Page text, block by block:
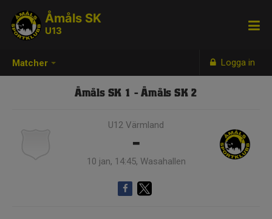
Matcher Logga in
Åmåls SK
U13
Åmåls SK 1 - Åmåls SK 2
U12 Värmland
-
10 jan, 14:45, Wasahallen